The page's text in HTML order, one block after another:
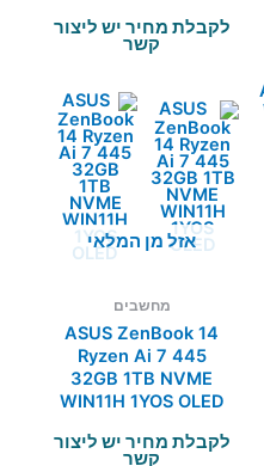
לקבלת מחיר יש ליצור
קשר
אזל מן המלאי
מחשבים
ASUS ZenBook 14
Ryzen Ai 7 445
32GB 1TB NVME
WIN11H 1YOS OLED
לקבלת מחיר יש ליצור
קשר